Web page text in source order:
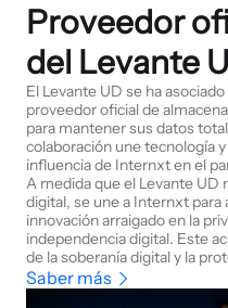
Proveedor
del Levante
El Levante UD se ha
proveedor oficial de
para mantener sus datos
colaboración une tecnología
influencia de Internxt en el
A medida que el Levante
digital, se une a Internxt para
innovación arraigado en la
independencia digital. Este
de la soberanía digital y la
Saber más